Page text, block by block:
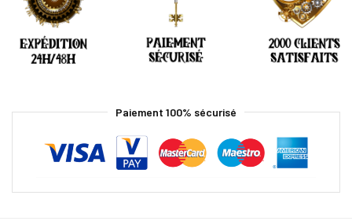
Paiement 100% sécurisé